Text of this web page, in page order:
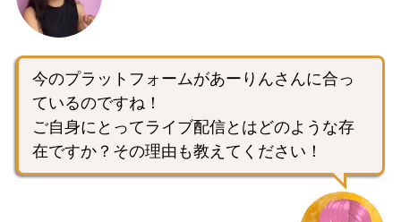
今のプラットフォームがあーりんさんに合っ
ているのですね！
ご自身にとってライブ配信とはどのような存
在ですか？その理由も教えてください！